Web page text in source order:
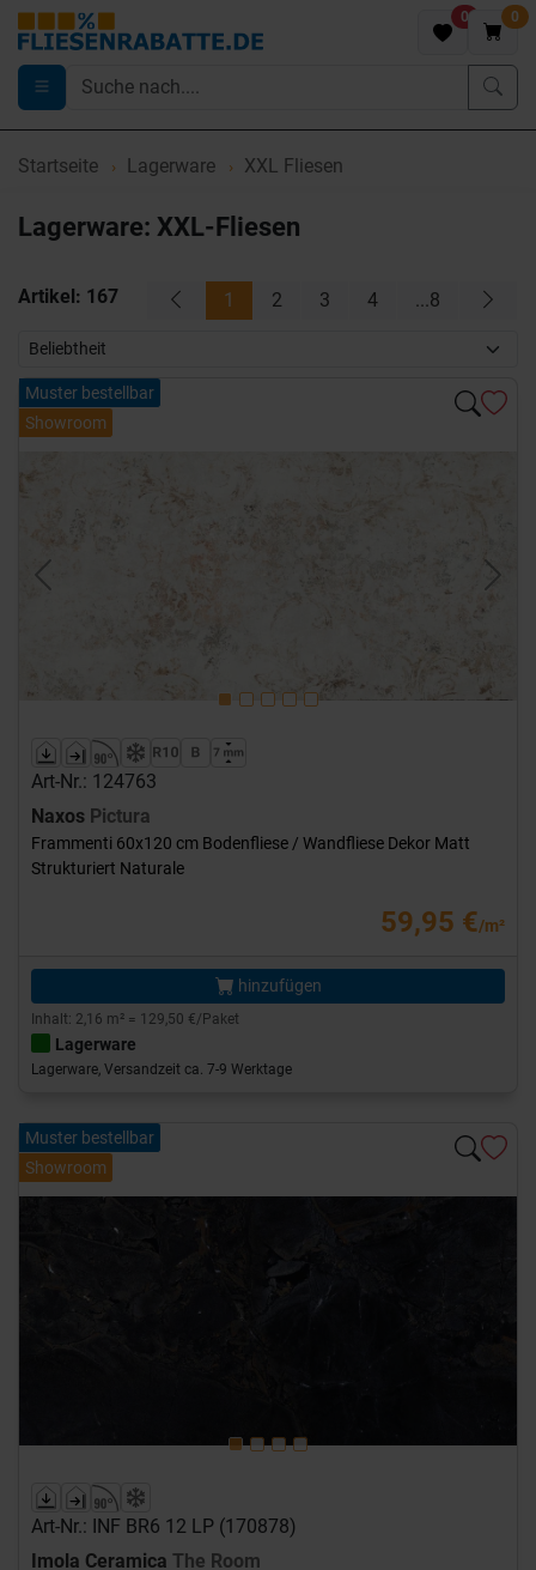
0 0
Startseite Lagerware XXL Fliesen
Lagerware: XXL-Fliesen
Artikel: 167 1 2 3 4 ...8
Muster bestellbar
Showroom
Previous Next
Art-Nr.: 124763
Naxos Pictura
Frammenti 60x120 cm Bodenfliese / Wandfliese Dekor Matt
Strukturiert Naturale
59,95 €/m²
hinzufügen
Inhalt: 2,16 m² = 129,50 €/Paket
Lagerware
Lagerware, Versandzeit ca. 7-9 Werktage
Muster bestellbar
Showroom
Art-Nr.: INF BR6 12 LP (170878)
Imola Ceramica The Room